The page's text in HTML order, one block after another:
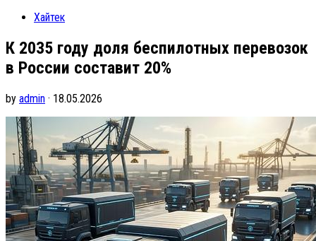
Хайтек
К 2035 году доля беспилотных перевозок
в России составит 20%
by admin · 18.05.2026